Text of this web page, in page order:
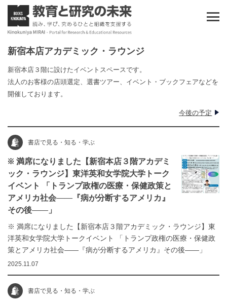
新宿本店アカデミック・ラウンジ
新宿本店３階に設けたイベントスペースです。
法人のお客様の店頭選定、選書ツアー、イベント・ブックフェアなどを
開催しております。
今後の予定
書店で見る・知る・学ぶ
※ 満席になりました【新宿本店３階アカデミ
ック・ラウンジ】東洋英和女学院大学トーク
イベント 「トランプ政権の医療・保健政策と
アメリカ社会――『病が分断するアメリカ』
その後――」
※ 満席になりました【新宿本店３階アカデミック・ラウンジ】東
洋英和女学院大学トークイベント 「トランプ政権の医療・保健政
策とアメリカ社会――『病が分断するアメリカ』その後――」
2025.11.07
書店で見る・知る・学ぶ